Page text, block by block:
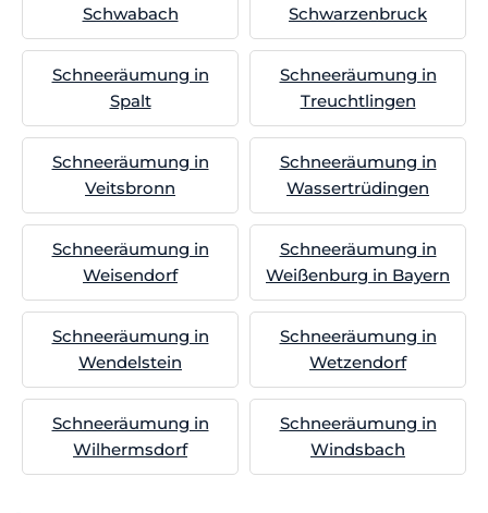
Schwabach
Schwarzenbruck
Schneeräumung in
Spalt
Schneeräumung in
Treuchtlingen
Schneeräumung in
Veitsbronn
Schneeräumung in
Wassertrüdingen
Schneeräumung in
Weisendorf
Schneeräumung in
Weißenburg in Bayern
Schneeräumung in
Wendelstein
Schneeräumung in
Wetzendorf
Schneeräumung in
Wilhermsdorf
Schneeräumung in
Windsbach